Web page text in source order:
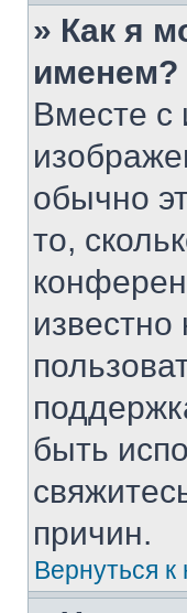
» Как я
именем?
Вместе с
обычно
то,
быть
причин.
Вернуться к